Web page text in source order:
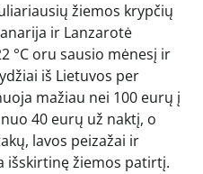
žiemos krypčių
ir Lanzarotė
°C oru sausio mėnesį ir
iš Lietuvos per
mažiau nei 100 eurų į
40 eurų už naktį, o
lavos peizažai ir
išskirtinę žiemos patirtį.